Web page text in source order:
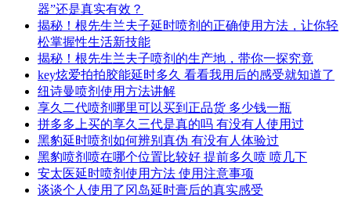
器”还是真实有效？
揭秘！根先生兰夫子延时喷剂的正确使用方法，让你轻
松掌握性生活新技能
揭秘！根先生兰夫子喷剂的生产地，带你一探究竟
key炫爱拍拍胶能延时多久 看看我用后的感受就知道了
纽诗曼喷剂使用方法讲解
享久二代喷剂哪里可以买到正品货 多少钱一瓶
拼多多上买的享久三代是真的吗 有没有人使用过
黑豹延时喷剂如何辨别真伪 有没有人体验过
黑豹喷剂喷在哪个位置比较好 提前多久喷 喷几下
安太医延时喷剂使用方法 使用注意事项
谈谈个人使用了冈岛延时膏后的真实感受